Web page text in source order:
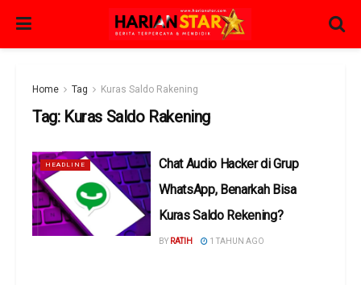
Home Tag Kuras Saldo Rakening
Tag: Kuras Saldo Rakening
HEADLINE
Chat Audio Hacker di Grup
WhatsApp, Benarkah Bisa
Kuras Saldo Rekening?
BY RATIH 1 TAHUN AGO